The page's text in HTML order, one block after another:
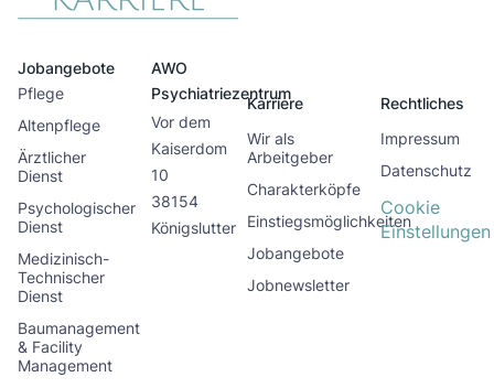
Jobangebote
Pflege
Altenpflege
Ärztlicher
Dienst
Psychologischer
Dienst
Medizinisch-
Technischer
Dienst
Baumanagement
& Facility
Management
Karriere
Wir als
Arbeitgeber
Charakterköpfe
Einstiegsmöglichkeiten
Jobangebote
Jobnewsletter
Rechtliches
Impressum
Datenschutz
Cookie
Einstellungen
AWO
Psychiatriezentrum
Vor dem
Kaiserdom
10
38154
Königslutter